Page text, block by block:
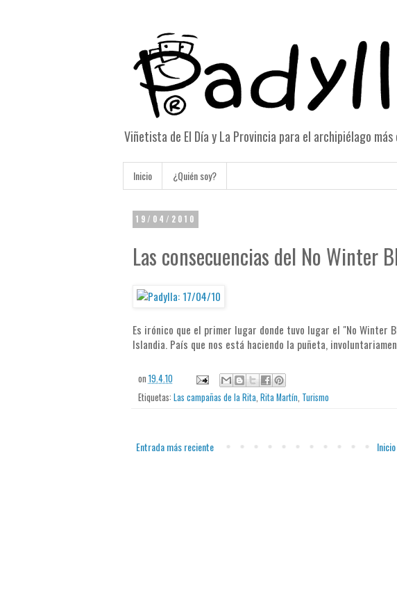
Viñetista de El Día y La Provincia para el archipiélago
Inicio ¿Quién soy?
19/04/2010
Las consecuencias del No Winter
Es irónico que el primer lugar donde tuvo lugar el "No Winter
Islandia. País que nos está haciendo la puñeta,
on 19.4.10
Etiquetas: Las campañas de la Rita, Rita Martín, Turismo
Entrada más reciente Inicio